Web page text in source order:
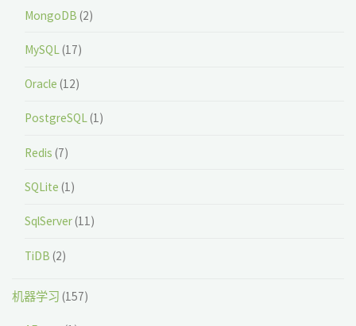
MongoDB (2)
MySQL(17)
Oracle (12)
PostgreSQL(1)
Redis (7)
SQLite (1)
SqlServer(11)
TiDB (2)
机器学习 (157)